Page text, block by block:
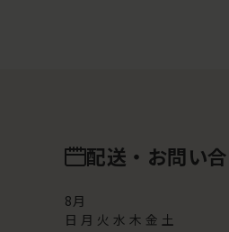
配送・お問い
8月
日 月 火 水 木 金 土